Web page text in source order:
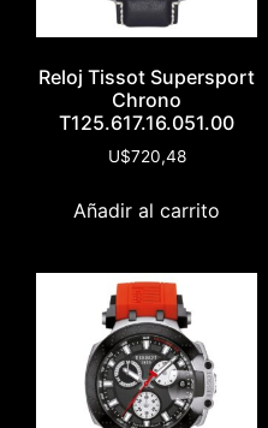
Reloj Tissot Supersport
Chrono
T125.617.16.051.00
U$720,48
Añadir al carrito